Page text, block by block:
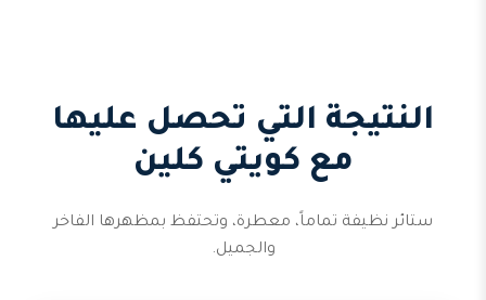
النتيجة التي تحصل عليها
مع كويتي كلين
ستائر نظيفة تماماً، معطرة، وتحتفظ بمظهرها الفاخر
والجميل.